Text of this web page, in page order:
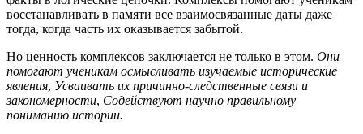
восстанавливать в памяти все взаимосвязанные даты даже
тогда, когда часть их оказывается забытой.
Но ценность комплексов заключается не только в этом. Они
помогают ученикам осмысливать изучаемые исторические
явления, Усваивать их причинно-следственные связи и
закономерности, Содействуют научно правильному
пониманию истории.